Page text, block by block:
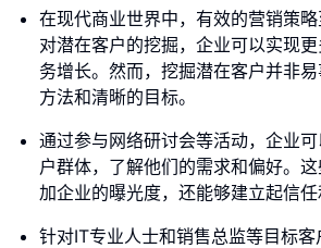
在现代商业世界中，有效的营销策
对潜在客户的挖掘，企业可以实现
务增长。然而，挖掘潜在客户并非
方法和清晰的目标。
通过参与网络研讨会等活动，企业
户群体，了解他们的需求和偏好。
加企业的曝光度，还能够建立起信任
针对IT专业人士和销售总监等目标